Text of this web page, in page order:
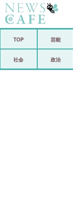
TOP 芸能
社会 政治